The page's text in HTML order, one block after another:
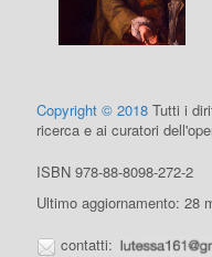
Copyright © 2018 Tutti i
ricerca e ai curatori
ISBN 978-88-8098-272-2
Ultimo aggiornamento: 28
contatti: